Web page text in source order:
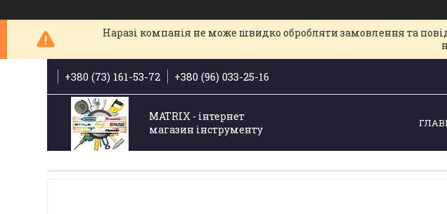
Наразі компанія не може швидко обробляти замовлення та
+380 (73) 161-53-72 +380 (96) 033-25-16
MATRIX - інтернет
магазин інструменту